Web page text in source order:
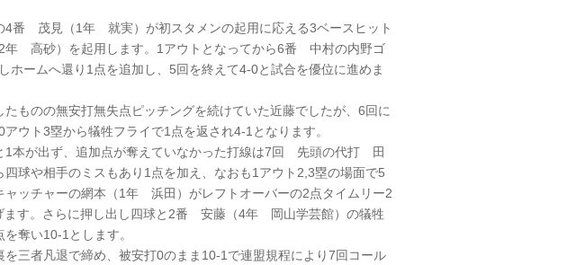
番 茂見（1年 就実）が初スタメンの起用に応える3ベースヒット
年 高砂）を起用します。1アウトとなってから6番 中村の内野ゴ
ホームへ還り1点を追加し、5回を終えて4-0と試合を優位に進めま
ものの無安打無失点ピッチングを続けていた近藤でしたが、6回に
ウト3塁から犠牲フライで1点を返され4-1となります。
1本が出ず、追加点が奪えていなかった打線は7回 先頭の代打 田
球や相手のミスもあり1点を加え、なおも1アウト2,3塁の場面で5
ャッチャーの網本（1年 浜田）がレフトオーバーの2点タイムリー2
ます。さらに押し出し四球と2番 安藤（4年 岡山学芸館）の犠牲
奪い10-1とします。
三者凡退で締め、被安打0のまま10-1で連盟規程により7回コール